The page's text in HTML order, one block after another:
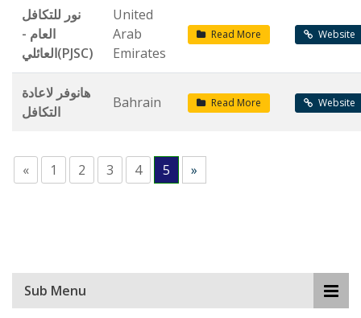
نور للتكافل
العام -
العائلي(PJSC)
United
Arab
Emirates
Read More Website
هانوفر لاعادة
التكافل
Bahrain Read More Website
« 1 2 3 4 5 »
Sub Menu